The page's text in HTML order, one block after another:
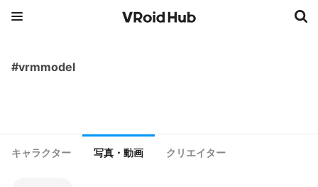
#vrmmodel
キャラクター 写真・動画 クリエイター